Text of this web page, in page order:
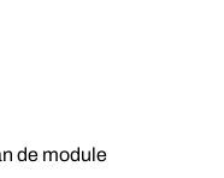
de module